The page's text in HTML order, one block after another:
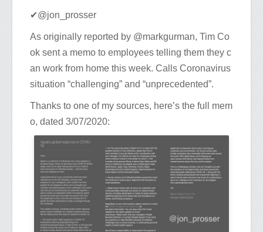
✔@jon_prosser
As originally reported by @markgurman, Tim Co
ok sent a memo to employees telling them they c
an work from home this week. Calls Coronavirus
situation “challenging” and “unprecedented”.
Thanks to one of my sources, here’s the full mem
o, dated 3/07/2020: